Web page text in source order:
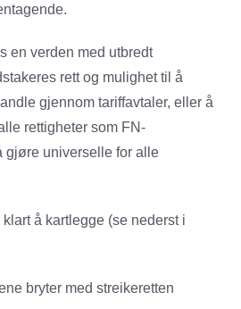
en verden med utbredt
rett og mulighet til å
gjennom tariffavtaler, eller å
rettigheter som FN-
gjøre universelle for alle
å kartlegge (se nederst i
bryter med streikeretten